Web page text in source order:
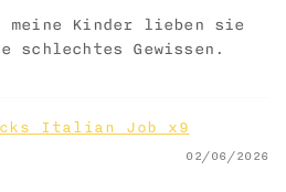
Kinder lieben sie
schlechtes Gewissen.
Italian Job x9
02/06/2026